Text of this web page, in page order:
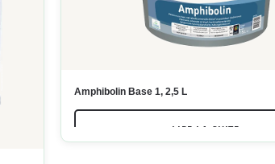
Amphibolin Base 1, 2,5 L
LIRE LA SUITE